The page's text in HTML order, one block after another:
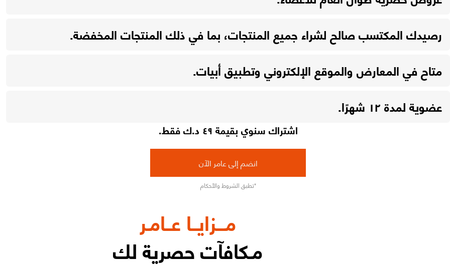
رصيدك المكتسب صالح لشراء جميع المنتجات، بما في ذلك المنتجات المخفضة.
متاح في المعارض والموقع الإلكتروني وتطبيق أبيات.
عضوية لمدة ١٢ شهرًا.
اشتراك سنوي بقيمة ٤٩ د.ك فقط.
انضم إلى عامر الآن
*تطبق الشروط والأحكام
مـــزايــا عــامـر
مـكافآت حصرية لك